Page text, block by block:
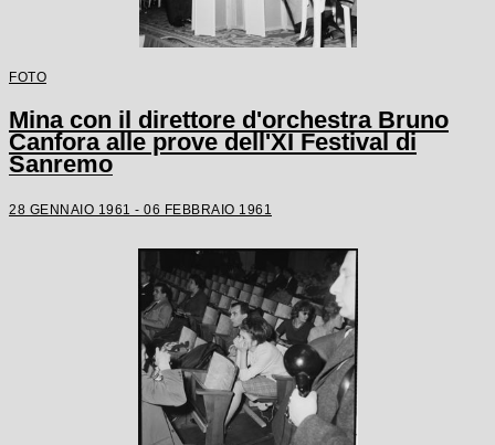
FOTO
Mina con il direttore d'orchestra Bruno
Canfora alle prove dell'XI Festival di
Sanremo
28 GENNAIO 1961 - 06 FEBBRAIO 1961